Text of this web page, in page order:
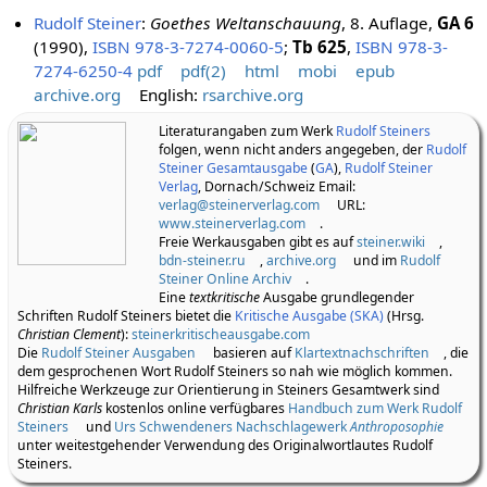
Rudolf Steiner: Goethes Weltanschauung, 8. Auflage,GA 6
(1990),ISBN 978-3-7274-0060-5;Tb 625,ISBN 978-3-
7274-6250-4 pdf pdf(2) html mobi
epub
archive.org
English: rsarchive.org
Literaturangaben zum WerkRudolf Steiners
folgen, wenn nicht anders angegeben, der Rudolf
Steiner Gesamtausgabe(GA), Rudolf Steiner
Verlag, Dornach/Schweiz Email:
verlag@steinerverlag.com
URL:
www.steinerverlag.com
.
Freie Werkausgaben gibt es aufsteiner.wiki
,
bdn-steiner.ru
,archive.org und im Rudolf
Steiner Online Archiv
.
EinetextkritischeAusgabe grundlegender
Schriften Rudolf Steiners bietet die Kritische Ausgabe (SKA)(Hrsg.
Christian Clement):steinerkritischeausgabe.com
Die Rudolf Steiner Ausgaben basieren aufKlartextnachschriften
, die
dem gesprochenen Wort Rudolf Steiners so nah wie möglich kommen.
Hilfreiche Werkzeuge zur Orientierung in Steiners Gesamtwerk sind
Christian Karlskostenlos online verfügbares Handbuch zum Werk Rudolf
Steiners
und Urs Schwendeners NachschlagewerkAnthroposophie
unter weitestgehender Verwendung des Originalwortlautes Rudolf
Steiners.